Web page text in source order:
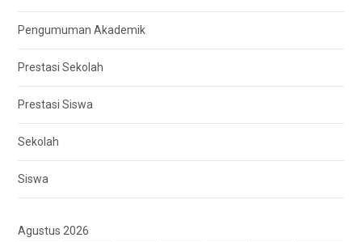
Pengumuman Akademik
Prestasi Sekolah
Prestasi Siswa
Sekolah
Siswa
Agustus 2026